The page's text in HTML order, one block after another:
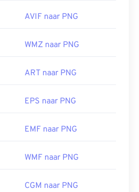
AVIF naar PNG
WMZ naar PNG
ART naar PNG
EPS naar PNG
EMF naar PNG
WMF naar PNG
CGM naar PNG